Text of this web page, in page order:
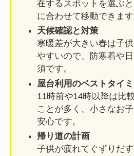
在するスポットを選ぶ
に合わせて移動できます
天候確認と対策
寒暖差が大きい春は子
やすいので、防寒着や
須です。
屋台利用のベストタイ
11時前や14時以降は比
ことが多く、小さなお
安心です。
帰り道の計画
子供が疲れてぐずりだ